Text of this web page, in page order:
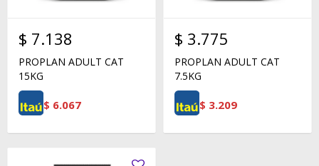
$ 7.138
PROPLAN ADULT CAT
15KG
$ 6.067
$ 3.775
PROPLAN ADULT CAT
7.5KG
$ 3.209